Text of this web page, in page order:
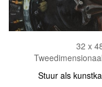
32 x
Stuur als